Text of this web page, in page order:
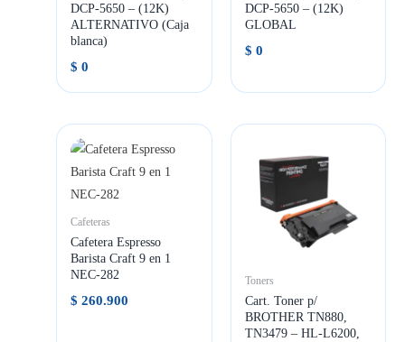
DCP-5650 – (12K)
ALTERNATIVO (Caja
blanca)
$ 0
DCP-5650 – (12K)
GLOBAL
$ 0
Cafeteras
Cafetera Espresso
Barista Craft 9 en 1
NEC-282
$ 260.900
Toners
Cart. Toner p/
BROTHER TN880,
TN3479 – HL-L6200,